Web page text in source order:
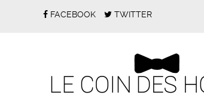
FACEBOOK TWITTER